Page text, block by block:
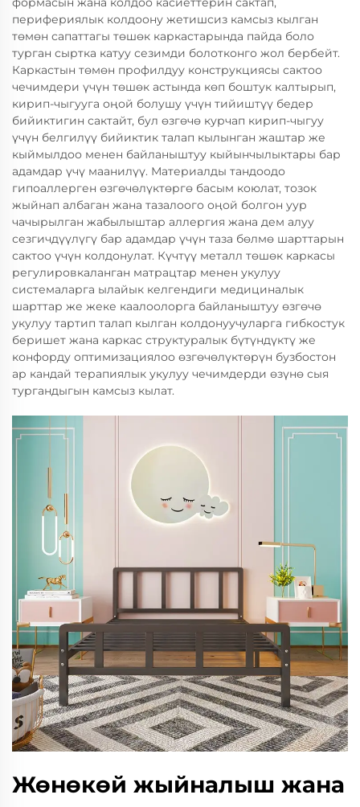
перифериялык колдоону жетишсиз камсыз кылган
төмөн сапаттагы төшөк каркастарында пайда боло
турган сыртка катуу сезимди болотконго жол бербейт.
Каркастын төмөн профилдуу конструкциясы сактоо
чечимдери үчүн төшөк астында көп боштук калтырып,
кирип-чыгууга оңой болушу үчүн тийиштүү бедер
бийиктигин сактайт, бул өзгөчө курчап кирип-чыгуу
үчүн белгилүү бийиктик талап кылынган жаштар же
кыймылдоо менен байланыштуу кыйынчылыктары бар
адамдар үчү маанилүү. Материалды тандоодо
гипоаллерген өзгөчөлүктөргө басым коюлат, тозок
жыйнап албаган жана тазалоого оңой болгон уур
чачырылган жабылыштар аллергия жана дем алуу
сезгичдүүлүгү бар адамдар үчүн таза бөлмө шарттарын
сактоо үчүн колдонулат. Күчтүү металл төшөк каркасы
регулировкаланган матрацтар менен укулуу
системаларга ылайык келгендиги медициналык
шарттар же жеке каалоолорга байланыштуу өзгөчө
укулуу тартип талап кылган колдонуучуларга гибкостук
беришет жана каркас структуралык бүтүндүктү же
конфорду оптимизациялоо өзгөчөлүктөрүн бузбостон
ар кандай терапиялык укулуу чечимдерди өзүнө сыя
тургандыгын камсыз кылат.
Жөнөкөй жыйналыш жана